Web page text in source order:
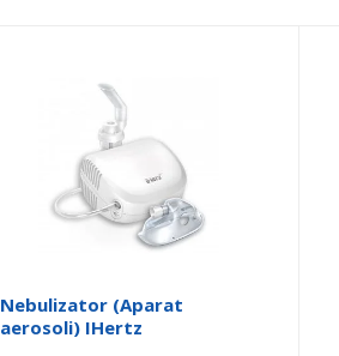
Nebulizator (Aparat
aerosoli) IHertz